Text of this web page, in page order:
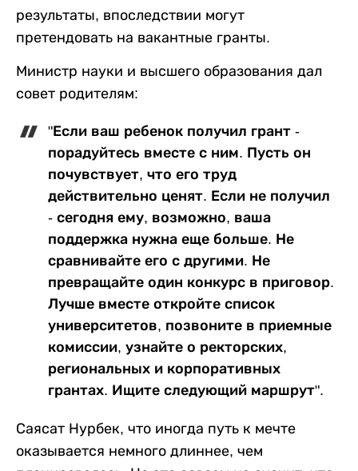
результаты, впоследствии могут
претендовать на вакантные гранты.
Министр науки и высшего образования дал
совет родителям:
"Если ваш ребенок получил грант -
порадуйтесь вместе с ним. Пусть он
почувствует, что его труд
действительно ценят. Если не получил
- сегодня ему, возможно, ваша
поддержка нужна еще больше. Не
сравнивайте его с другими. Не
превращайте один конкурс в приговор.
Лучше вместе откройте список
университетов, позвоните в приемные
комиссии, узнайте о ректорских,
региональных и корпоративных
грантах. Ищите следующий маршрут".
Саясат Нурбек, что иногда путь к мечте
оказывается немного длиннее, чем